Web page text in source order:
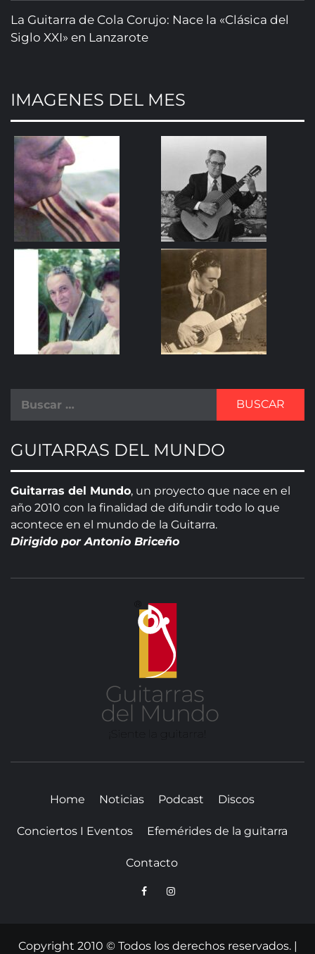
La Guitarra de Cola Corujo: Nace la «Clásica del
Siglo XXI» en Lanzarote
IMAGENES DEL MES
GUITARRAS DEL MUNDO
Guitarras del Mundo, un proyecto que nace en el
año 2010 con la finalidad de difundir todo lo que
acontece en el mundo de la Guitarra.
Dirigido por Antonio Briceño
Home Noticias Podcast Discos
Conciertos I Eventos Efemérides de la guitarra
Contacto
Copyright 2010 © Todos los derechos reservados. |